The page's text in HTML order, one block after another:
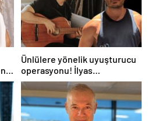
Ünlülere yönelik uyuşturucu
operasyonu! İlyas
Yalçıntaş'tan ilk açıklama